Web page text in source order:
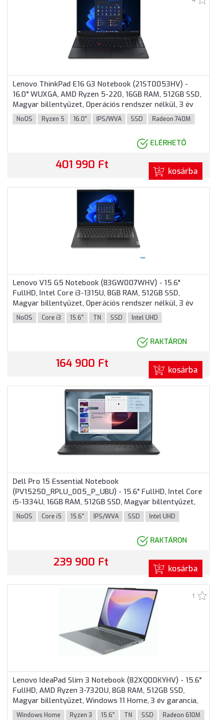
Lenovo ThinkPad E16 G3 Notebook (21ST0053HV) -
16.0" WUXGA, AMD Ryzen 5-220, 16GB RAM, 512GB SSD,
Magyar billentyűzet, Operációs rendszer nélkül, 3 év
garancia, Fekete színben
NoOS Ryzen 5 16.0" IPS/WVA SSD Radeon 740M
ELÉRHETŐ
401 990 Ft kosárba
Lenovo V15 G5 Notebook (83GW007WHV) - 15.6"
FullHD, Intel Core i3-1315U, 8GB RAM, 512GB SSD,
Magyar billentyűzet, Operációs rendszer nélkül, 3 év
garancia, Fekete színben
NoOS Core i3 15.6" TN SSD Intel UHD
RAKTÁRON
164 900 Ft kosárba
Dell Pro 15 Essential Notebook
(PV15250_RPLU_005_P_UBU) - 15.6" FullHD, Intel Core
i5-1334U, 16GB RAM, 512GB SSD, Magyar billentyűzet,
Operációs rendszer nélkül, 3 év garancia, Fekete
színben
NoOS Core i5 15.6" IPS/WVA SSD Intel UHD
RAKTÁRON
239 900 Ft kosárba
1
Lenovo IdeaPad Slim 3 Notebook (82XQ00KYHV) - 15.6"
FullHD, AMD Ryzen 3-7320U, 8GB RAM, 512GB SSD,
Magyar billentyűzet, Windows 11 Home, 3 év garancia,
Szürke színben
Windows Home Ryzen 3 15.6" TN SSD Radeon 610M